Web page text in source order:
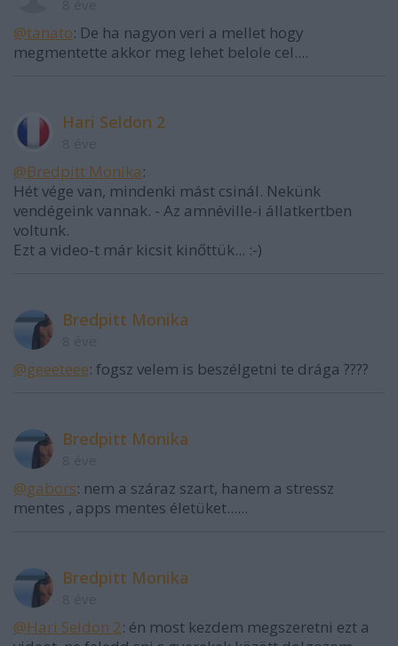
@tanato: De ha nagyon veri a mellet hogy
megmentette akkor meg lehet belole cel....
Hari Seldon 2
@Bredpitt Monika:
Hét vége van, mindenki mást csinál. Nekünk
vendégeink vannak. - Az amnéville-i állatkertben
voltunk.
Ezt a video-t már kicsit kinőttük... :-)
Bredpitt Monika
@geeeteee: fogsz velem is beszélgetni te drága ????
Bredpitt Monika
@gabors: nem a száraz szart, hanem a stressz
mentes , apps mentes életüket......
Bredpitt Monika
@Hari Seldon 2: én most kezdem megszeretni ezt a